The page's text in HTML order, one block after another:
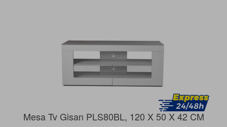
Mesa Tv Gisan PLS80BL, 120 X 50 X 42 CM